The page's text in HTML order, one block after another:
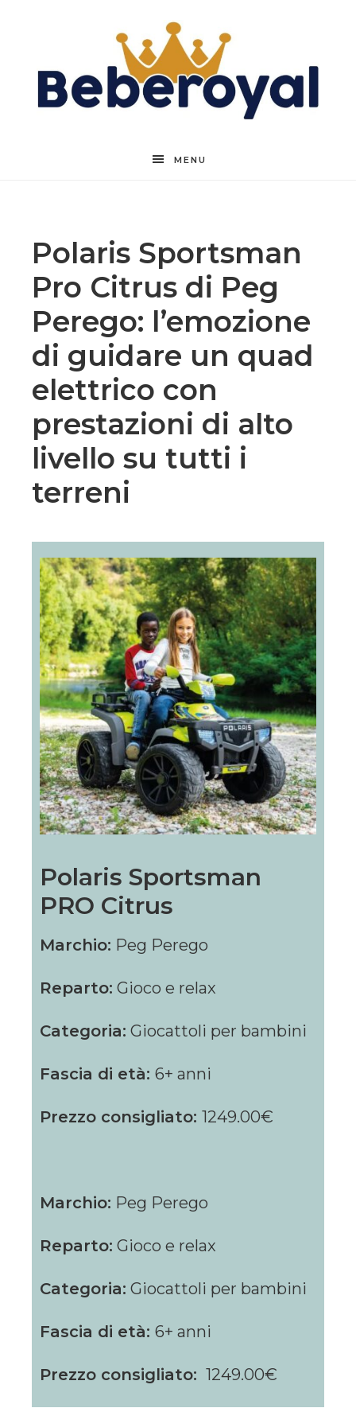
Beberoyal
MENU
Polaris Sportsman
Pro Citrus di Peg
Perego: l’emozione
di guidare un quad
elettrico con
prestazioni di alto
livello su tutti i
terreni
Polaris Sportsman
PRO Citrus
Marchio: Peg Perego
Reparto: Gioco e relax
Categoria: Giocattoli per bambini
Fascia di età: 6+ anni
Prezzo consigliato: 1249.00€
Marchio: Peg Perego
Reparto: Gioco e relax
Categoria: Giocattoli per bambini
Fascia di età: 6+ anni
Prezzo consigliato: 1249.00€